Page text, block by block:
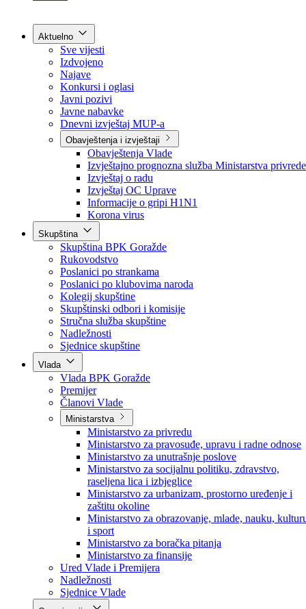
Kontakt
Aktuelno
Sve vijesti
Izdvojeno
Najave
Konkursi i oglasi
Javni pozivi
Javne nabavke
Dnevni izvještaj MUP-a
Obavještenja i izvještaji
Obavještenja Vlade
Izvještajno prognozna služba Ministarstva privrede
Izvještaj o radu
Izvještaj OC Uprave
Informacije o gripi H1N1
Korona virus
Skupština
Skupština BPK Goražde
Rukovodstvo
Poslanici po strankama
Poslanici po klubovima naroda
Kolegij skupštine
Skupštinski odbori i komisije
Stručna služba skupštine
Nadležnosti
Sjednice skupštine
Vlada
Vlada BPK Goražde
Premijer
Članovi Vlade
Ministarstva
Ministarstvo za privredu
Ministarstvo za pravosuđe, upravu i radne odnose
Ministarstvo za unutrašnje poslove
Ministarstvo za socijalnu politiku, zdravstvo,
raseljena lica i izbjeglice
Ministarstvo za urbanizam, prostorno uređenje i
zaštitu okoline
Ministarstvo za obrazovanje, mlade, nauku,
i sport
Ministarstvo za boračka pitanja
Ministarstvo za finansije
Ured Vlade i Premijera